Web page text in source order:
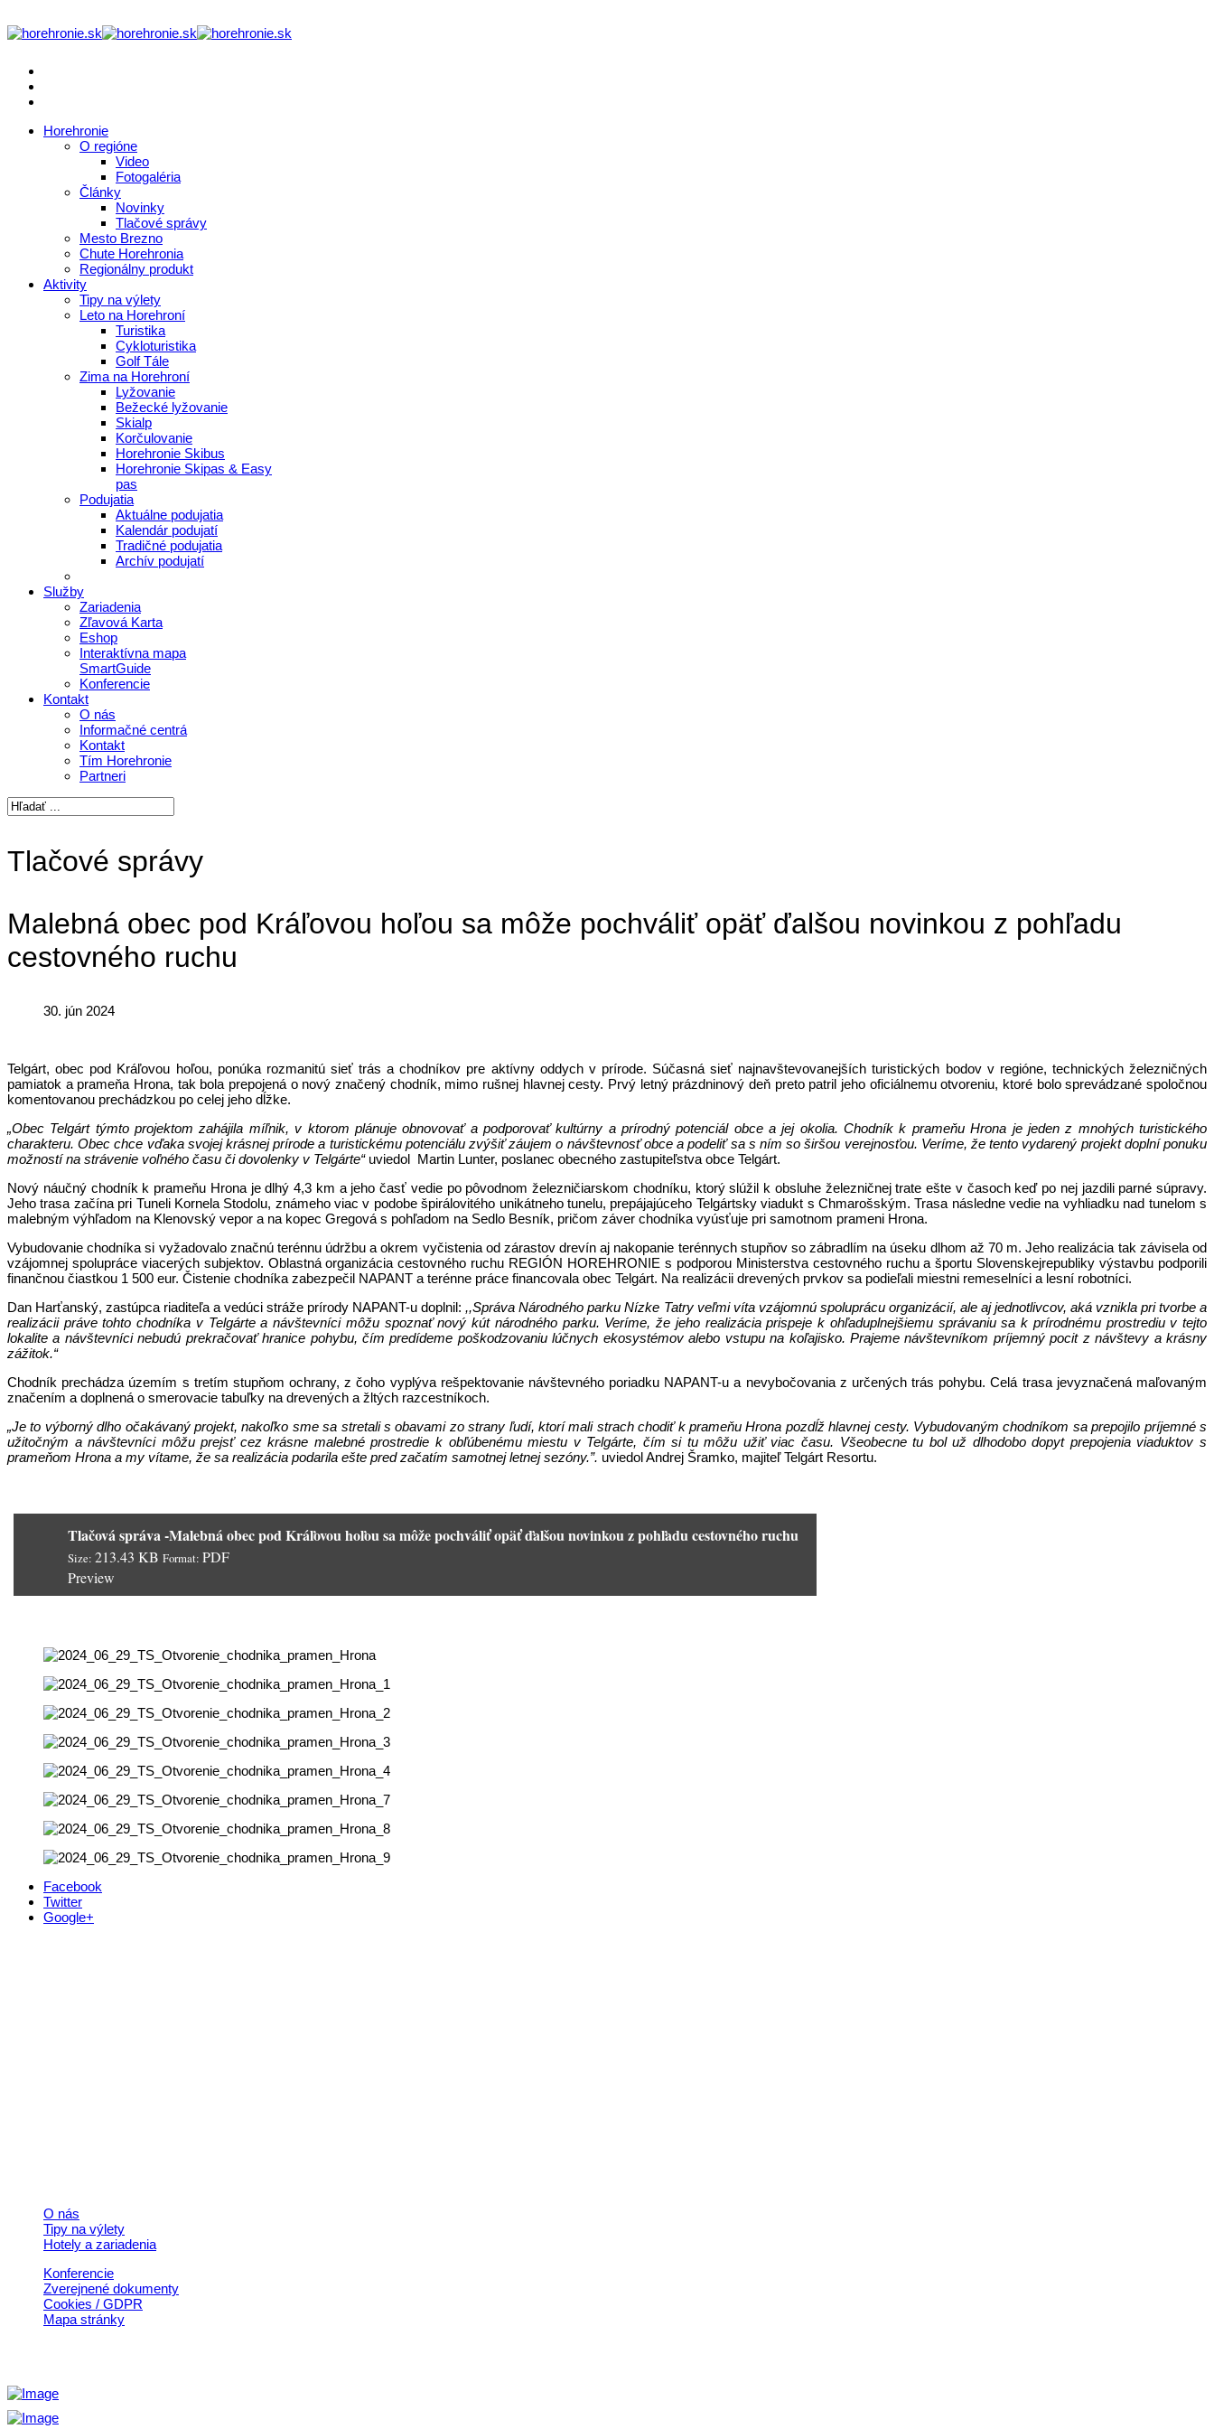
Horehronie
O regióne
Video
Fotogaléria
Články
Novinky
Tlačové správy
Mesto Brezno
Chute Horehronia
Regionálny produkt
Aktivity
Tipy na výlety
Leto na Horehroní
Turistika
Cykloturistika
Golf Tále
Zima na Horehroní
Lyžovanie
Bežecké lyžovanie
Skialp
Korčulovanie
Horehronie Skibus
Horehronie Skipas & Easy
pas
Podujatia
Aktuálne podujatia
Kalendár podujatí
Tradičné podujatia
Archív podujatí
Služby
Zariadenia
Zľavová Karta
Eshop
Interaktívna mapa
SmartGuide
Konferencie
Kontakt
O nás
Informačné centrá
Kontakt
Tím Horehronie
Partneri
Tlačové správy
Malebná obec pod Kráľovou hoľou sa môže pochváliť opäť ďalšou novinkou z pohľadu
cestovného ruchu
30. jún 2024
Telgárt, obec pod Kráľovou hoľou, ponúka rozmanitú sieť trás a chodníkov pre aktívny oddych v prírode. Súčasná sieť najnavštevovanejších turistických bodov v regióne, technických železničných
pamiatok a prameňa Hrona, tak bola prepojená o nový značený chodník, mimo rušnej hlavnej cesty. Prvý letný prázdninový deň preto patril jeho oficiálnemu otvoreniu, ktoré bolo sprevádzané spoločnou
komentovanou prechádzkou po celej jeho dĺžke.
„Obec Telgárt týmto projektom zahájila míľnik, v ktorom plánuje obnovovať a podporovať kultúrny a prírodný potenciál obce a jej okolia. Chodník k prameňu Hrona je jeden z mnohých turistického
charakteru. Obec chce vďaka svojej krásnej prírode a turistickému potenciálu zvýšiť záujem o návštevnosť obce a podeliť sa s ním so širšou verejnosťou. Veríme, že tento vydarený projekt doplní ponuku
možností na strávenie voľného času či dovolenky v Telgárte“ uviedol Martin Lunter, poslanec obecného zastupiteľstva obce Telgárt.
Nový náučný chodník k prameňu Hrona je dlhý 4,3 km a jeho časť vedie po pôvodnom železničiarskom chodníku, ktorý slúžil k obsluhe železničnej trate ešte v časoch keď po nej jazdili parné súpravy.
Jeho trasa začína pri Tuneli Kornela Stodolu, známeho viac v podobe špirálovitého unikátneho tunelu, prepájajúceho Telgártsky viadukt s Chmarošským. Trasa následne vedie na vyhliadku nad tunelom s
malebným výhľadom na Klenovský vepor a na kopec Gregová s pohľadom na Sedlo Besník, pričom záver chodníka vyúsťuje pri samotnom prameni Hrona.
Vybudovanie chodníka si vyžadovalo značnú terénnu údržbu a okrem vyčistenia od zárastov drevín aj nakopanie terénnych stupňov so zábradlím na úseku dlhom až 70 m. Jeho realizácia tak závisela od
vzájomnej spolupráce viacerých subjektov. Oblastná organizácia cestovného ruchu REGIÓN HOREHRONIE s podporou Ministerstva cestovného ruchu a športu Slovenskejrepubliky výstavbu podporili
finančnou čiastkou 1 500 eur. Čistenie chodníka zabezpečil NAPANT a terénne práce financovala obec Telgárt. Na realizácii drevených prvkov sa podieľali miestni remeselníci a lesní robotníci.
Dan Harťanský, zastúpca riaditeľa a vedúci stráže prírody NAPANT-u doplnil: ,,Správa Národného parku Nízke Tatry veľmi víta vzájomnú spoluprácu organizácií, ale aj jednotlivcov, aká vznikla pri tvorbe a
realizácii práve tohto chodníka v Telgárte a návštevníci môžu spoznať nový kút národného parku. Veríme, že jeho realizácia prispeje k ohľaduplnejšiemu správaniu sa k prírodnému prostrediu v tejto
lokalite a návštevníci nebudú prekračovať hranice pohybu, čím predídeme poškodzovaniu lúčnych ekosystémov alebo vstupu na koľajisko. Prajeme návštevníkom príjemný pocit z návštevy a krásny
zážitok.“
Chodník prechádza územím s tretím stupňom ochrany, z čoho vyplýva rešpektovanie návštevného poriadku NAPANT-u a nevybočovania z určených trás pohybu. Celá trasa jevyznačená maľovaným
značením a doplnená o smerovacie tabuľky na drevených a žltých razcestníkoch.
„Je to výborný dlho očakávaný projekt, nakoľko sme sa stretali s obavami zo strany ľudí, ktorí mali strach chodiť k prameňu Hrona pozdĺž hlavnej cesty. Vybudovaným chodníkom sa prepojilo príjemné s
užitočným a návštevníci môžu prejsť cez krásne malebné prostredie k obľúbenému miestu v Telgárte, čím si tu môžu užiť viac času. Všeobecne tu bol už dlhodobo dopyt prepojenia viaduktov s
prameňom Hrona a my vítame, že sa realizácia podarila ešte pred začatím samotnej letnej sezóny.”. uviedol Andrej Šramko, majiteľ Telgárt Resortu.
Tlačová správa -Malebná obec pod Kráľovou hoľou sa môže pochváliť opäť ďalšou novinkou z pohľadu cestovného ruchu
Size: 213.43 KB Format: PDF
Preview
Facebook
Twitter
Google+
O nás
Tipy na výlety
Hotely a zariadenia
Konferencie
Zverejnené dokumenty
Cookies / GDPR
Mapa stránky